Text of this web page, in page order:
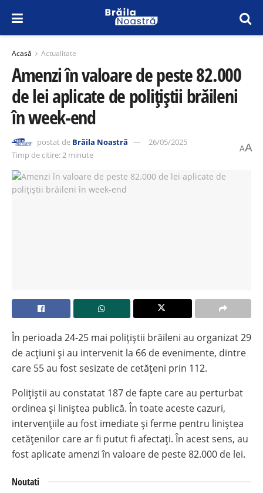
Acasă Actualitate
Amenzi în valoare de peste 82.000
de lei aplicate de polițiștii brăileni
în week-end
postat de Brăila Noastră
26/05/2025
Timp de citire: 2 minute
AA
În perioada 24-25 mai polițiștii brăileni au organizat 29
de acțiuni și au intervenit la 66 de evenimente, dintre
care 55 au fost sesizate de cetățeni prin 112.
Polițiștii au constatat 187 de fapte care au perturbat
ordinea și liniștea publică. În toate aceste cazuri,
intervențiile au fost imediate și ferme pentru liniștea
cetățenilor care ar fi putut fi afectați. În acest sens, au
fost aplicate amenzi în valoare de peste 82.000 de lei.
Noutati